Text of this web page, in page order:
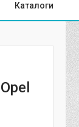
Каталоги